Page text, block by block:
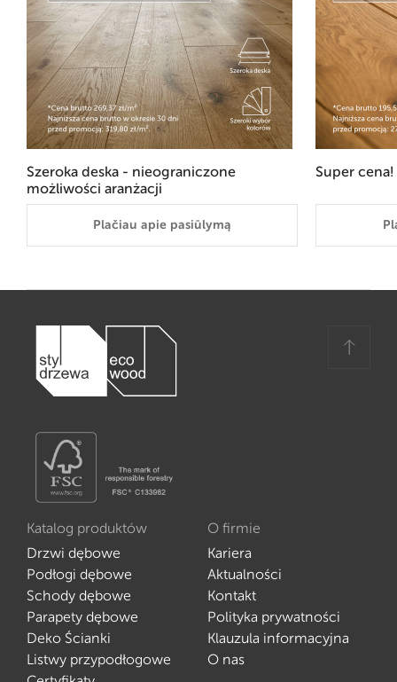
Szeroka deska - nieograniczone
możliwości aranżacji
Plačiau apie pasiūlymą
Super
Katalog produktów
Drzwi dębowe
Podłogi dębowe
Schody dębowe
Parapety dębowe
Deko Ścianki
Listwy przypodłogowe
O firmie
Kariera
Aktualności
Kontakt
Polityka prywatności
Klauzula informacyjna
O nas